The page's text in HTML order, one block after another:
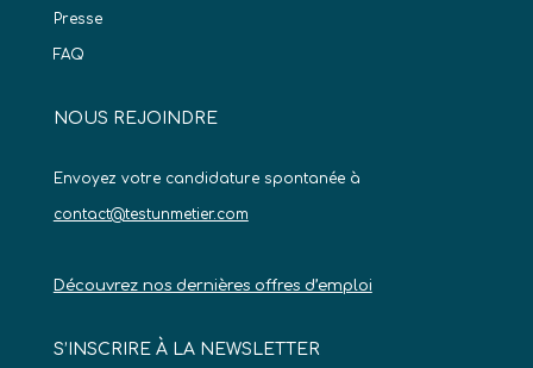
Presse
FAQ
NOUS REJOINDRE
Envoyez votre candidature spontanée à
contact@testunmetier.com
Découvrez nos dernières offres d’emploi
S’INSCRIRE À LA NEWSLETTER